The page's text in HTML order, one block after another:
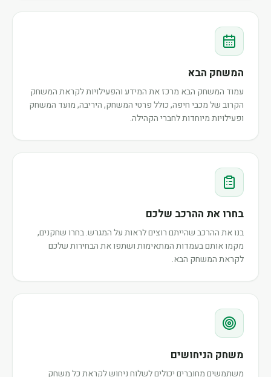
המשחק הבא
עמוד המשחק הבא מרכז את המידע והפעילויות לקראת המשחק
הקרוב של מכבי חיפה, כולל פרטי המשחק, היריבה, מועד המשחק
ופעילויות מיוחדות לחברי הקהילה.
בחרו את ההרכב שלכם
בנו את ההרכב שהייתם רוצים לראות על המגרש. בחרו שחקנים,
מקמו אותם בעמדות המתאימות ושתפו את הבחירות שלכם
לקראת המשחק הבא.
משחק הניחושים
משתמשים מחוברים יכולים לשלוח ניחוש לקראת כל משחק